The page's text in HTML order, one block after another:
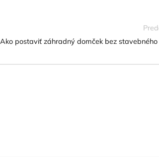
Ako postaviť záhradný domček bez stavebného